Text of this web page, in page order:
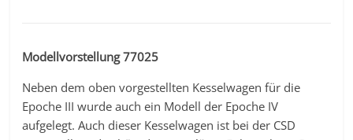
Modellvorstellung 77025
Neben dem oben vorgestellten Kesselwagen für die
Epoche III wurde auch ein Modell der Epoche IV
aufgelegt. Auch dieser Kesselwagen ist bei der CSD